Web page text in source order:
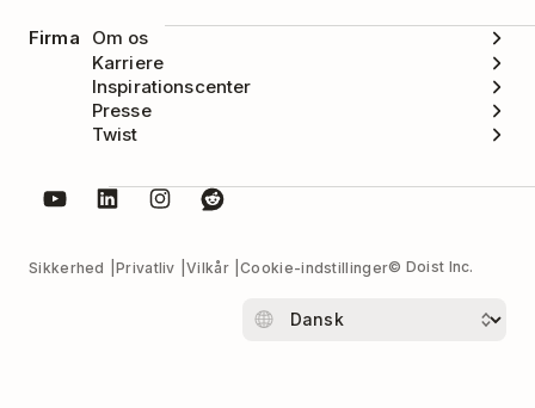
Firma
Om os
Karriere
Inspirationscenter
Presse
Twist
Sikkerhed Privatliv Vilkår Cookie-indstillinger© Doist Inc.